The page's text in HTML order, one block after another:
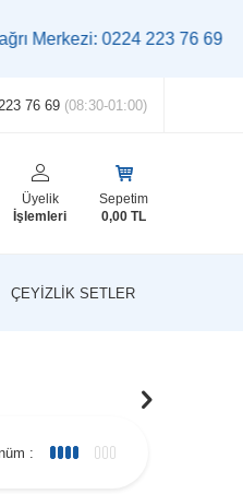
223 76 69 | WhatsApp
76 69 (08:30-01:00)
Üyelik
İşlemleri
Sepetim
0,00 TL
ÇEYIZLIK SETLER
: